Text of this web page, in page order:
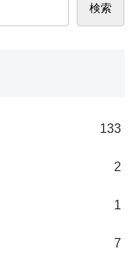
検索
133
2
1
7